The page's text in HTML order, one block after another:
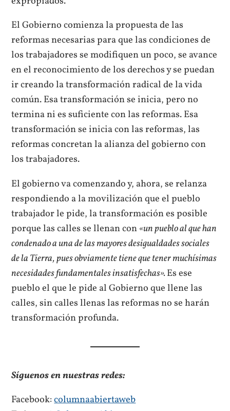
El Gobierno comienza la propuesta de las
reformas necesarias para que las condiciones de
los trabajadores se modifiquen un poco, se avance
en el reconocimiento de los derechos y se puedan
ir creando la transformación radical de la vida
común. Esa transformación se inicia, pero no
termina ni es suficiente con las reformas. Esa
transformación se inicia con las reformas, las
reformas concretan la alianza del gobierno con
los trabajadores.
El gobierno va comenzando y, ahora, se relanza
respondiendo a la movilización que el pueblo
trabajador le pide, la transformación es posible
porque las calles se llenan con«un pueblo al que han
condenado a una de las mayores desigualdades sociales
de la Tierra, pues obviamente tiene que tener muchísimas
necesidades fundamentales insatisfechas».Es ese
pueblo el que le pide al Gobierno que llene las
calles, sin calles llenas las reformas no se harán
transformación profunda.
Síguenos en nuestras redes:
Facebook:columnaabiertaweb